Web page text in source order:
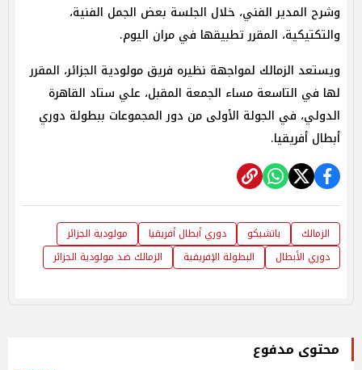
وشرح المدير الفني، خلال الجلسة بعض الجمل الفنية،
والتكتيكية، المقرر تطبيقها في مران اليوم.
ويستعد الزمالك لمواجهة نظيره فريق مولودية الجزائر، المقرر
لها في التاسعة مساء الجمعة المقبل، علي ستاد القاهرة
الدولي، في الجولة الأولى من دور المجموعات ببطولة دوري
أبطال أفريقيا.
الزمالك باتشيكو دوري أبطال أفريقيا
مولودية الجزائر
دوري الأبطال
البطولة الإفريقية الزمالك ضد مولودية الجزائر
محتوى مدفوع